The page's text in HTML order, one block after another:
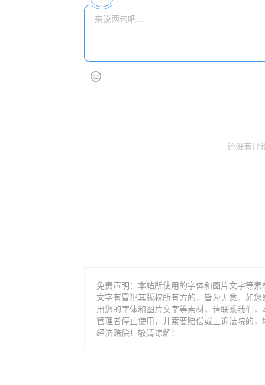
还没有评
免责声明：本站所使用的字体和图片文字等
文字有冒犯其版权所有方的，皆为无意。如
用您的字体和图片文字等素材，请联系我们
管理者停止使用，并索要赔偿或上诉法院的
经济赔偿！敬请谅解！